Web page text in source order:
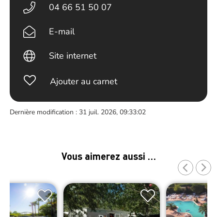
04 66 51 50 07
E-mail
Site internet
Ajouter au carnet
Dernière modification : 31 juil. 2026, 09:33:02
Vous aimerez aussi …